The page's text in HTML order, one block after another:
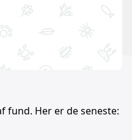
fund. Her er de seneste: